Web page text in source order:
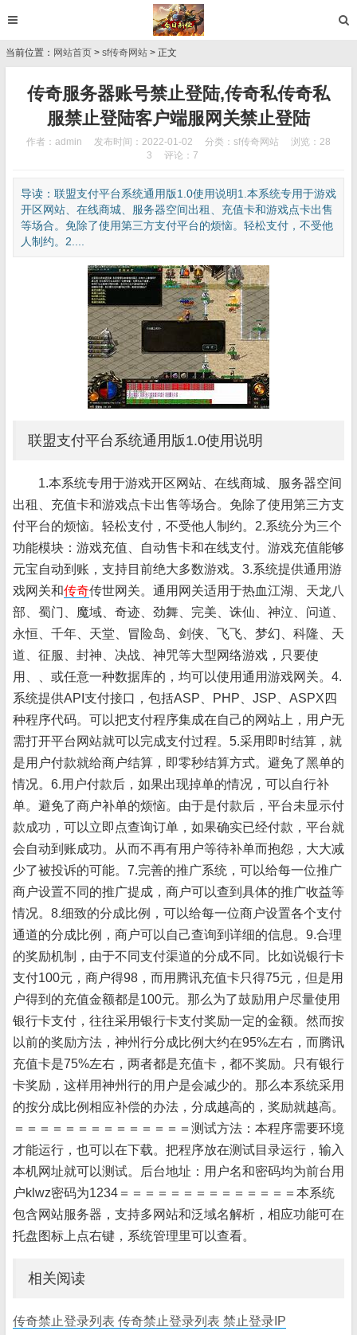
当前位置： 网站首页 > sf传奇网站 > 正文
传奇服务器账号禁止登陆,传奇私传奇私
服禁止登陆客户端服网关禁止登陆
作者：admin 发布时间：2022-01-02 分类： sf传奇网站
浏览：28
3
评论：7
导读：联盟支付平台系统通用版1.0使用说明1.本系统专用于游戏
开区网站、在线商城、服务器空间出租、充值卡和游戏点卡出售
等场合。免除了使用第三方支付平台的烦恼。轻松支付，不受他
人制约。2....
联盟支付平台系统通用版1.0使用说明
1.本系统专用于游戏开区网站、在线商城、服务器空间
出租、充值卡和游戏点卡出售等场合。免除了使用第三方支
付平台的烦恼。轻松支付，不受他人制约。2.系统分为三个
功能模块：游戏充值、自动售卡和在线支付。游戏充值能够
元宝自动到账，支持目前绝大多数游戏。3.系统提供通用游
戏网关和传奇传世网关。通用网关适用于热血江湖、天龙八
部、蜀门、魔域、奇迹、劲舞、完美、诛仙、神泣、问道、
永恒、千年、天堂、冒险岛、剑侠、飞飞、梦幻、科隆、天
道、征服、封神、决战、神咒等大型网络游戏，只要使
用、、或任意一种数据库的，均可以使用通用游戏网关。4.
系统提供API支付接口，包括ASP、PHP、JSP、ASPX四
种程序代码。可以把支付程序集成在自己的网站上，用户无
需打开平台网站就可以完成支付过程。5.采用即时结算，就
是用户付款就给商户结算，即零秒结算方式。避免了黑单的
情况。6.用户付款后，如果出现掉单的情况，可以自行补
单。避免了商户补单的烦恼。由于是付款后，平台未显示付
款成功，可以立即点查询订单，如果确实已经付款，平台就
会自动到账成功。从而不再有用户等待补单而抱怨，大大减
少了被投诉的可能。7.完善的推广系统，可以给每一位推广
商户设置不同的推广提成，商户可以查到具体的推广收益等
情况。8.细致的分成比例，可以给每一位商户设置各个支付
通道的分成比例，商户可以自己查询到详细的信息。9.合理
的奖励机制，由于不同支付渠道的分成不同。比如说银行卡
支付100元，商户得98，而用腾讯充值卡只得75元，但是用
户得到的充值金额都是100元。那么为了鼓励用户尽量使用
银行卡支付，往往采用银行卡支付奖励一定的金额。然而按
以前的奖励方法，神州行分成比例大约在95%左右，而腾讯
充值卡是75%左右，两者都是充值卡，都不奖励。只有银行
卡奖励，这样用神州行的用户是会减少的。那么本系统采用
的按分成比例相应补偿的办法，分成越高的，奖励就越高。
＝＝＝＝＝＝＝＝＝＝＝＝＝＝测试方法：本程序需要环境
才能运行，也可以在下载。把程序放在测试目录运行，输入
本机网址就可以测试。后台地址：用户名和密码均为前台用
户klwz密码为1234＝＝＝＝＝＝＝＝＝＝＝＝＝＝本系统
包含网站服务器，支持多网站和泛域名解析，相应功能可在
托盘图标上点右键，系统管理里可以查看。
相关阅读
传奇禁止登录列表 传奇禁止登录列表 禁止登录IP